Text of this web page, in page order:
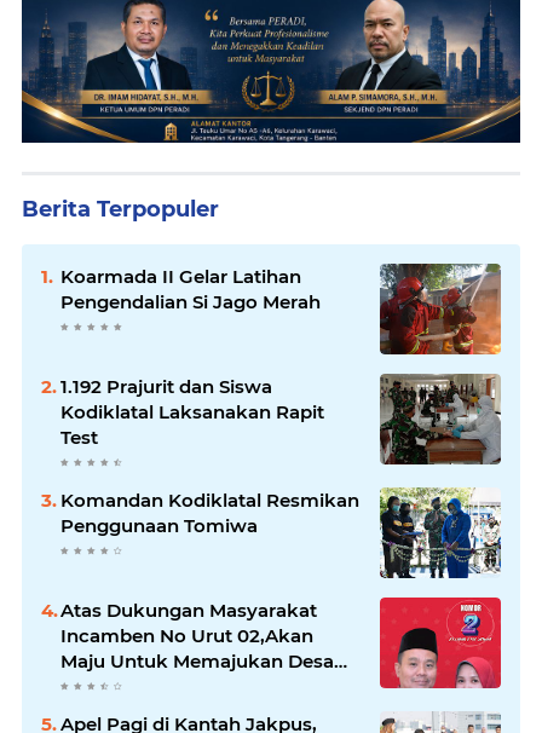
Berita Terpopuler
Koarmada II Gelar Latihan
Pengendalian Si Jago Merah
1.192 Prajurit dan Siswa
Kodiklatal Laksanakan Rapit
Test
Komandan Kodiklatal Resmikan
Penggunaan Tomiwa
Atas Dukungan Masyarakat
Incamben No Urut 02,Akan
Maju Untuk Memajukan Desa
Tegal Kunir Kidul
Apel Pagi di Kantah Jakpus,